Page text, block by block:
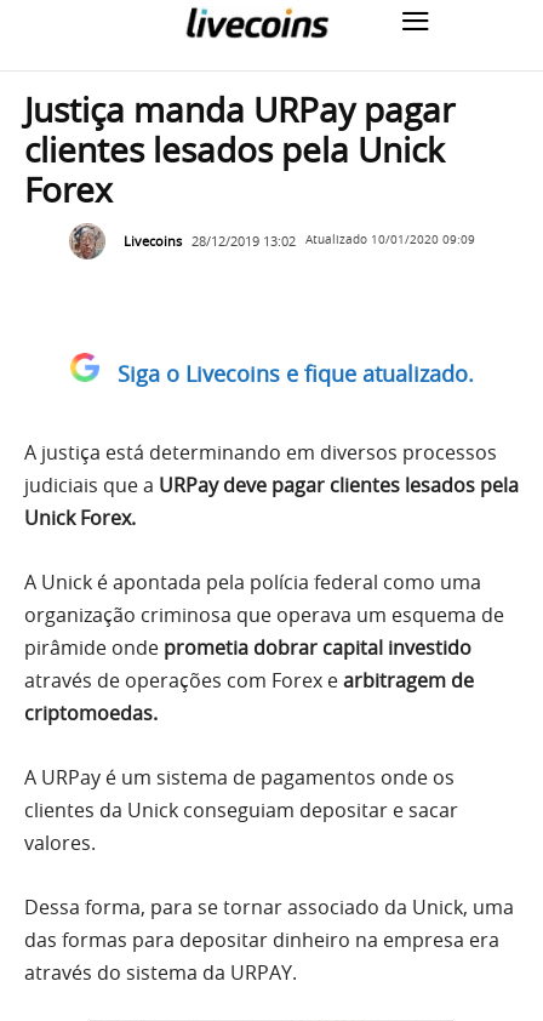
Justiça manda URPay pagar
clientes lesados pela Unick
Forex
Livecoins 28/12/2019 13:02 Atualizado 10/01/2020 09:09
Siga o Livecoins e fique atualizado.
A justiça está determinando em diversos processos
judiciais que a URPay deve pagar clientes lesados pela
Unick Forex.
A Unick é apontada pela polícia federal como uma
organização criminosa que operava um esquema de
pirâmide onde prometia dobrar capital investido
através de operações com Forex earbitragem de
criptomoedas.
A URPay é um sistema de pagamentos onde os
clientes da Unick conseguiam depositar e sacar
valores.
Dessa forma, para se tornar associado da Unick, uma
das formas para depositar dinheiro na empresa era
através do sistema da URPAY.